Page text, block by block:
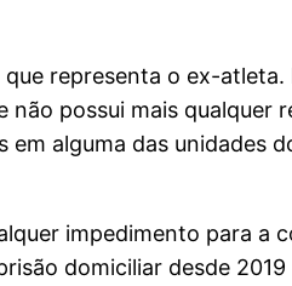
representa o ex-
não possui mais
alguma das unidades
impedimento para
domiciliar desde